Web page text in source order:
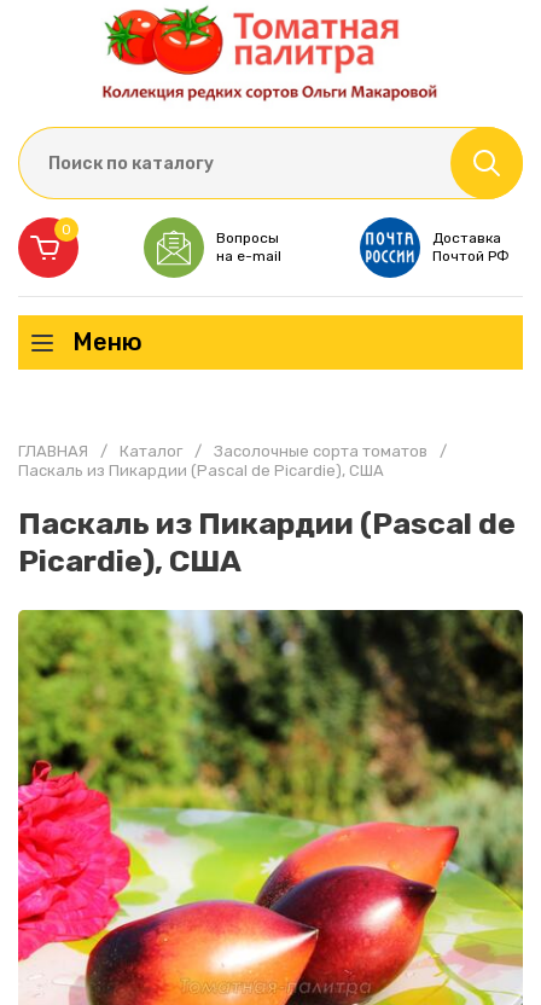
Вопросы
на e-mail
Доставка
Почтой РФ
0
Меню
ГЛАВНАЯ / Каталог / Засолочные сорта томатов
/
Паскаль из Пикардии (Pascal de Picardie), США
Паскаль из Пикардии (Pascal de
Picardie), США